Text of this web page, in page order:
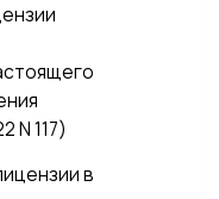
N 117)
в